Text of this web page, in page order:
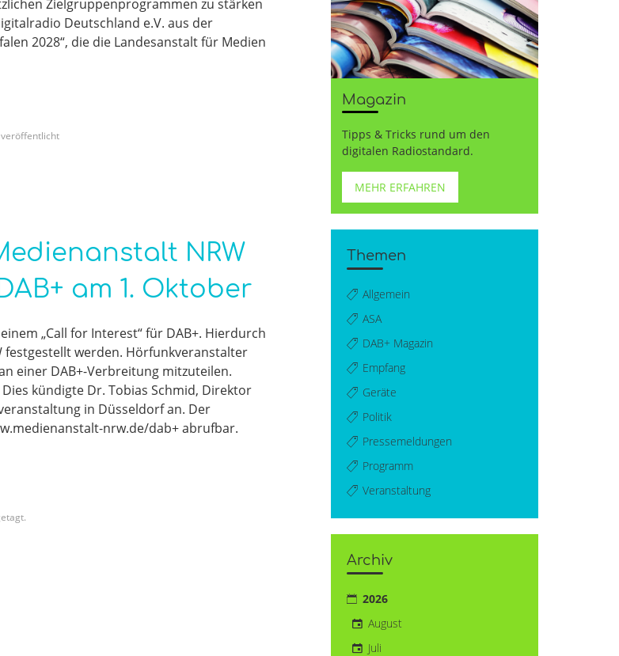
Zielgruppenprogrammen zu stärken
Deutschland e.V. aus der
2028“, die die Landesanstalt für Medien
veröffentlicht
NRW
am 1. Oktober
„Call for Interest“ für DAB+. Hierdurch
werden. Hörfunkveranstalter
einer DAB+-Verbreitung mitzuteilen.
kündigte Dr. Tobias Schmid, Direktor
in Düsseldorf an. Der
nrw.de/dab+ abrufbar.
Magazin
Tipps & Tricks rund um den
digitalen Radiostandard.
MEHR ERFAHREN
Themen
Allgemein
ASA
DAB+ Magazin
Empfang
Geräte
Politik
Pressemeldungen
Programm
Veranstaltung
Archiv
2026
August
Juli